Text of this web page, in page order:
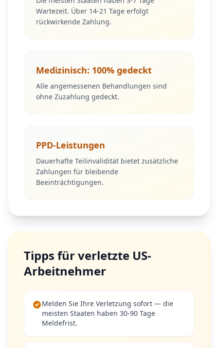
Wartezeit. Über 14-21 Tage erfolgt
rückwirkende Zahlung.
Medizinisch: 100% gedeckt
Alle angemessenen Behandlungen sind
ohne Zuzahlung gedeckt.
PPD-Leistungen
Dauerhafte Teilinvalidität bietet zusätzliche
Zahlungen für bleibende
Beeinträchtigungen.
Tipps für verletzte US-
Arbeitnehmer
Melden Sie Ihre Verletzung sofort — die
meisten Staaten haben 30-90 Tage
Meldefrist.